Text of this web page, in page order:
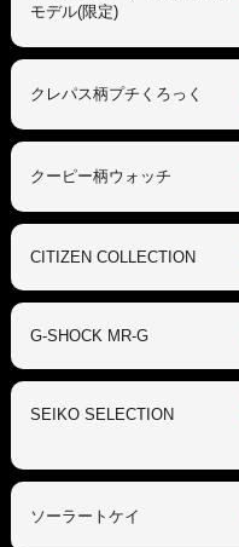
モデル(限定)
クレパス柄プチくろっく
クーピー柄ウォッチ
CITIZEN COLLECTION
G-SHOCK MR-G
SEIKO SELECTION
ソーラートケイ